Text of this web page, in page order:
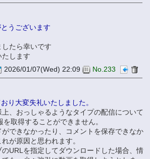
うございます
たら幸いです
たします
2026/01/07(Wed) 22:09 No.233
り大変失礼いたしました。
、おっしゃるようなタイプの配信について
を取得することができません。
できなかったり、コメントを保存できなか
が原因と思われます。
のURLを指定してダウンロードした場合、情